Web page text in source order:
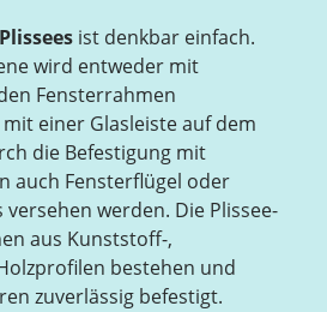
ist denkbar einfach.
wird entweder mit
Fensterrahmen
einer Glasleiste auf dem
die Befestigung mit
auch Fensterflügel oder
werden. Die Plissee-
aus Kunststoff-,
bestehen und
zuverlässig befestigt.